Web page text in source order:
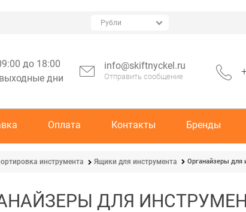
до 18:00
дни
info@skiftnyckel.ru
Отправить сообщение
Оплата Контакты Бренды
инструмента Ящики для инструмента Органайзеры для
ДЛЯ